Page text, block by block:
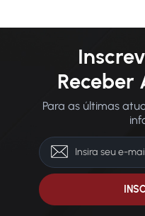
Receber
Para as últimas